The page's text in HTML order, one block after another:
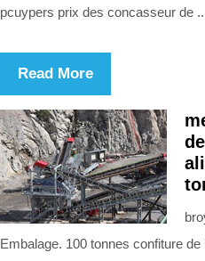
pcuypers prix des concasseur de
Read More
Embalage. 100 tonnes confiture